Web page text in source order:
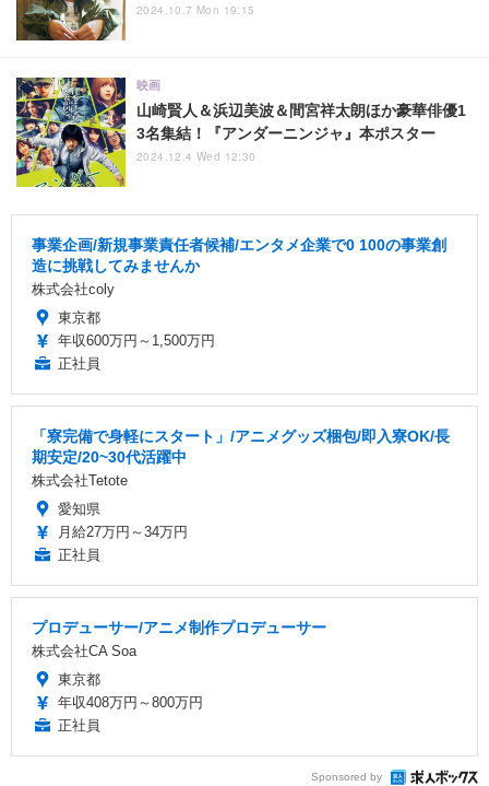
2024.10.7 Mon 19:15
山崎賢人＆浜辺美波＆間宮祥太朗ほか豪華俳優1
3名集結！『アンダーニンジャ』本ポスター
映画
2024.12.4 Wed 12:30
事業企画/新規事業責任者候補/エンタメ企業で0 100の事業創
造に挑戦してみませんか
株式会社coly
東京都
年収600万円～1,500万円
正社員
「寮完備で身軽にスタート」/アニメグッズ梱包/即入寮OK/長
期安定/20~30代活躍中
株式会社Tetote
愛知県
月給27万円～34万円
正社員
プロデューサー/アニメ制作プロデューサー
株式会社CA Soa
東京都
年収408万円～800万円
正社員
Sponsored by